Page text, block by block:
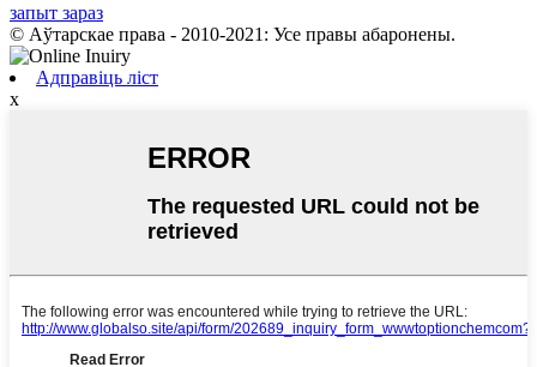
запыт зараз
© Аўтарскае права - 2010-2021: Усе правы абаронены.
Адправіць ліст
x